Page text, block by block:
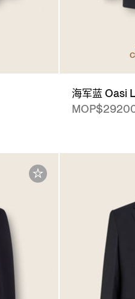
海军蓝 Oasi